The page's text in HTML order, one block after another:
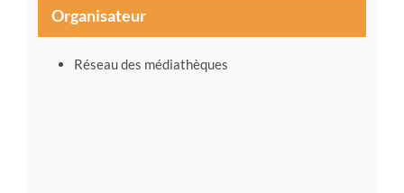
Organisateur
Réseau des médiathèques